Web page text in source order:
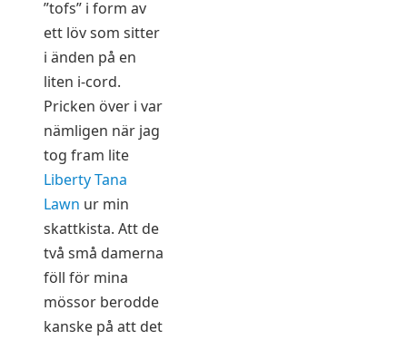
”tofs” i form av
ett löv som sitter
i änden på en
liten i-cord.
Pricken över i var
nämligen när jag
tog fram lite
Liberty Tana
Lawn ur min
skattkista. Att de
två små damerna
föll för mina
mössor berodde
kanske på att det